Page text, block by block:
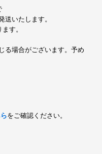
送いたします。
す。
る場合がございます。予め
をご確認ください。